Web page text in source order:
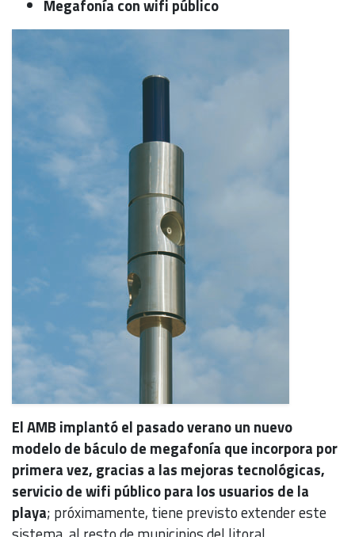
Megafonía con wifi público
El AMB implantó el pasado verano un nuevo
modelo de báculo de megafonía que incorpora por
primera vez, gracias a las mejoras tecnológicas,
servicio de wifi público para los usuarios de la
playa; próximamente, tiene previsto extender este